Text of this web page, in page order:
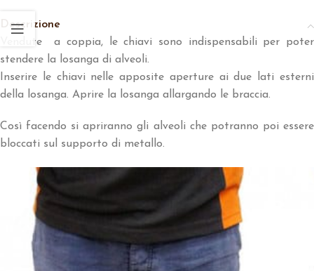
Descrizione
Vendute a coppia, le chiavi sono indispensabili per poter
stendere la losanga di alveoli.
Inserire le chiavi nelle apposite aperture ai due lati esterni
della losanga. Aprire la losanga allargando le braccia.
Così facendo si apriranno gli alveoli che potranno poi essere
bloccati sul supporto di metallo.